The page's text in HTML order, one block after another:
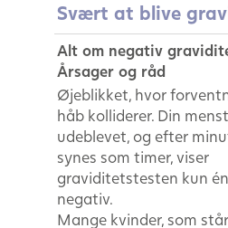
Svært at blive
Alt om negativ
Årsager og råd
Øjeblikket, hvor
håb kolliderer. Din
udeblevet, og efter
synes som timer, viser
graviditetstesten kun
negativ.
Mange kvinder, som